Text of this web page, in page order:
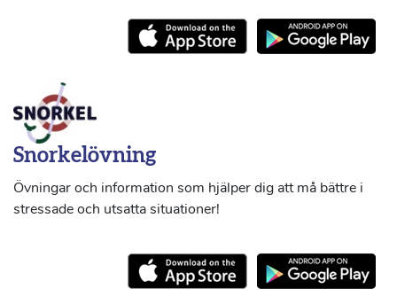
Snorkelövning
Övningar och information som hjälper dig att må bättre i
stressade och utsatta situationer!